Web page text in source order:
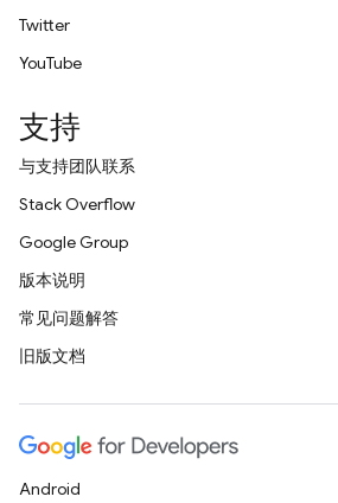
Twitter
YouTube
支持
与支持团队联系
Stack Overflow
Google Group
版本说明
常见问题解答
旧版文档
Android